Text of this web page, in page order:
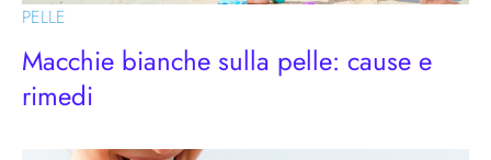
PELLE
Macchie bianche sulla pelle: cause e
rimedi